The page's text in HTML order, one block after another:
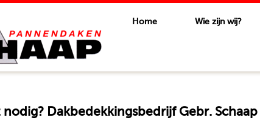
Home Wie zijn wij?
nodig? Dakbedekkingsbedrijf Gebr. Schaap